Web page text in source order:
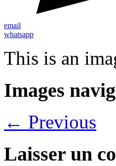
email
whatsapp
This is an
Images
← Previous
Laisser un